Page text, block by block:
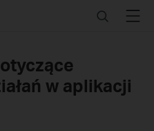
SearchMenu
w aplikacji